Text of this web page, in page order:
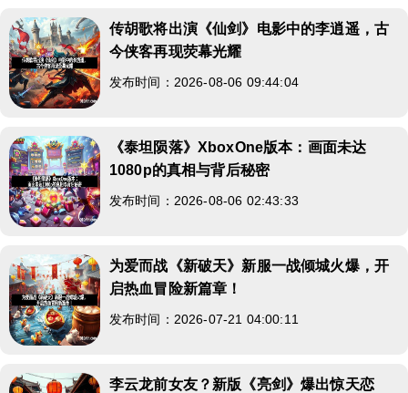
传胡歌将出演《仙剑》电影中的李逍遥，古
今侠客再现荧幕光耀
发布时间：2026-08-06 09:44:04
《泰坦陨落》XboxOne版本：画面未达
1080p的真相与背后秘密
发布时间：2026-08-06 02:43:33
为爱而战《新破天》新服一战倾城火爆，开
启热血冒险新篇章！
发布时间：2026-07-21 04:00:11
李云龙前女友？新版《亮剑》爆出惊天恋